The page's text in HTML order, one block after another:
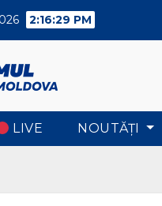
2:16:29 PM
LIVE NOUTĂŢI